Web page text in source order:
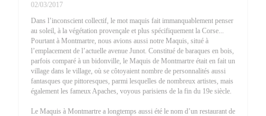
02/03/2017
Dans l’inconscient collectif, le mot maquis fait immanquablement penser
au soleil, à la végétation provençale et plus spécifiquement la Corse...
Pourtant à Montmartre, nous avions aussi notre Maquis, situé à
l’emplacement de l’actuelle avenue Junot. Constitué de baraques en bois,
parfois comparé à un bidonville, le Maquis de Montmartre était en fait un
village dans le village, où se côtoyaient nombre de personnalités aussi
fantasques que pittoresques, parmi lesquelles de nombreux artistes, mais
également les fameux Apaches, voyous parisiens de la fin du 19e siècle.
Le Maquis à Montmartre a longtemps aussi été le nom d’un restaurant de